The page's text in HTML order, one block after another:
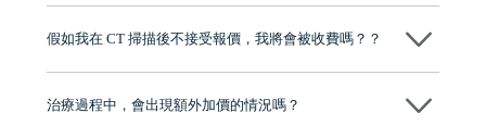
維港口腔踐行「醫道濟世」的大學校訓，各分院匯聚來自香港、內地的
牌」、「2025香港企業領袖品牌」，是諾貝爾種植系統全球放心植牙中
至今已服務超過三十個國家和地區的顧客，受到粵港澳大灣區及周邊城
市市民極高的口碑評價及信任推薦 珠海、深圳設有八大分院，香港亦設
有咨詢及服務保障中心，有任何問題都可以隨時預約免費咨詢，讓人十
假如我在 CT 掃描後不接受報價，我將會被收費嗎？？
治療過程中，會出現額外加價的情況嗎？